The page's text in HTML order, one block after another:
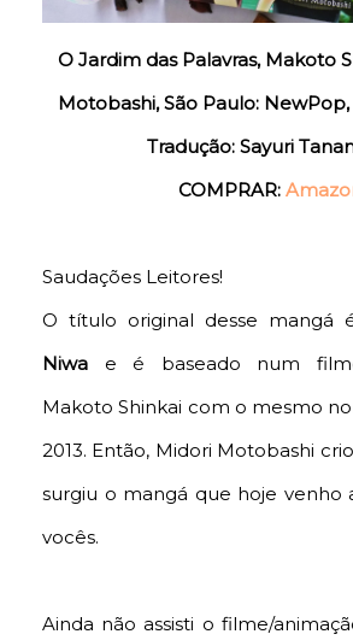
O Jardim das Palavras, Makoto
Motobashi, São Paulo: NewPop,
Tradução: Sayuri
COMPRAR:
Saudações Leitores!
O título original desse mangá
Niwa e é baseado num
Makoto Shinkai com o mesmo
2013. Então, Midori Motobashi
surgiu o mangá que hoje venho
vocês.
Ainda não assisti o filme/